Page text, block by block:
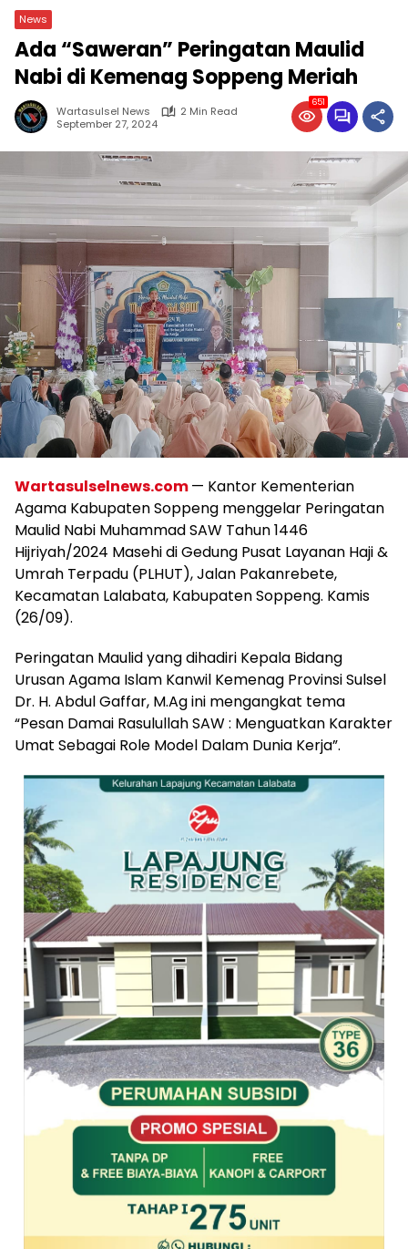
News
Ada “Saweran” Peringatan Maulid
Nabi di Kemenag Soppeng Meriah
Wartasulsel News
2 Min Read
September 27, 2024
651
Wartasulselnews.com— Kantor Kementerian
Agama Kabupaten Soppeng menggelar Peringatan
Maulid Nabi Muhammad SAW Tahun 1446
Hijriyah/2024 Masehi di Gedung Pusat Layanan Haji &
Umrah Terpadu (PLHUT), Jalan Pakanrebete,
Kecamatan Lalabata, Kabupaten Soppeng. Kamis
(26/09).
Peringatan Maulid yang dihadiri Kepala Bidang
Urusan Agama Islam Kanwil Kemenag Provinsi Sulsel
Dr. H. Abdul Gaffar, M.Ag ini mengangkat tema
“Pesan Damai Rasulullah SAW : Menguatkan Karakter
Umat Sebagai Role Model Dalam Dunia Kerja”.